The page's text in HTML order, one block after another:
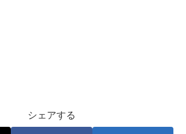
シェアする